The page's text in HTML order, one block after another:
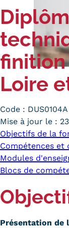
Quoi de
Agenda
Revue
Contact
Menu
Mentions
finition
Loire
Code : DUS0104A
Mise à jour le :
Objectifs de la
Compétences et
Modules
Blocs de
Présentation de